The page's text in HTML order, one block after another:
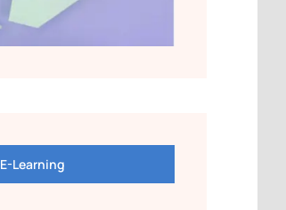
E-Learning